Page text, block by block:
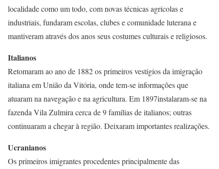
localidade como um todo, com novas técnicas agrícolas e
industriais, fundaram escolas, clubes e comunidade luterana e
mantiveram através dos anos seus costumes culturais e religiosos.
Italianos
Retomaram ao ano de 1882 os primeiros vestígios da imigração
italiana em União da Vitória, onde tem-se informações que
atuaram na navegação e na agricultura. Em 1897instalaram-se na
fazenda Vila Zulmira cerca de 9 famílias de italianos; outras
continuaram a chegar à região. Deixaram importantes realizações.
Ucranianos
Os primeiros imigrantes procedentes principalmente das